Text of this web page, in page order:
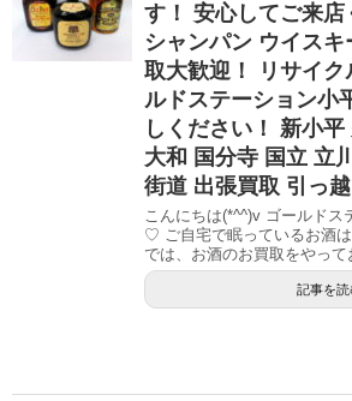
す！ 安心してご来
シャンパン ウイス
取大歓迎！ リサイ
ルドステーション小
しください！ 新小
大和 国分寺 国立 立
街道 出張買取 引っ
こんにちは(*^^)v ゴールドス
♡ ご自宅で眠っているお酒
では、お酒のお買取をやって
記事を読